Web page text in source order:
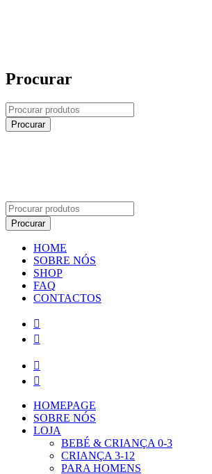
Procurar
HOME
SOBRE NÓS
SHOP
FAQ
CONTACTOS
HOMEPAGE
SOBRE NÓS
LOJA
BEBÉ & CRIANÇA 0-3
CRIANÇA 3-12
PARA HOMENS